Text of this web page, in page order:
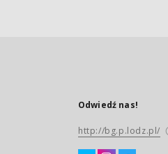
Odwiedź nas!
http://bg.p.lodz.pl/